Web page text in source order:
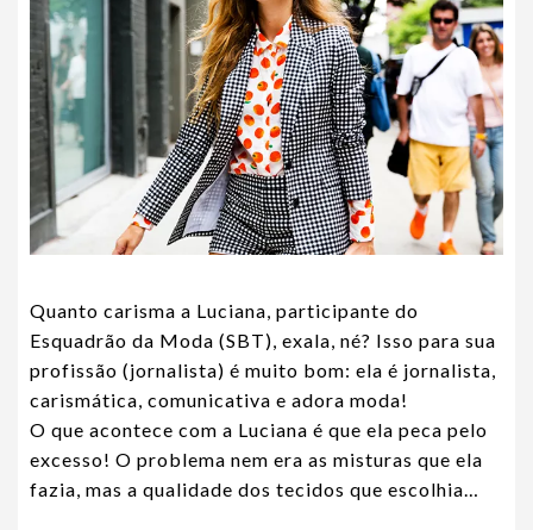
Quanto carisma a Luciana, participante do
Esquadrão da Moda (SBT), exala, né? Isso para sua
profissão (jornalista) é muito bom: ela é jornalista,
carismática, comunicativa e adora moda!
O que acontece com a Luciana é que ela peca pelo
excesso! O problema nem era as misturas que ela
fazia, mas a qualidade dos tecidos que escolhia…